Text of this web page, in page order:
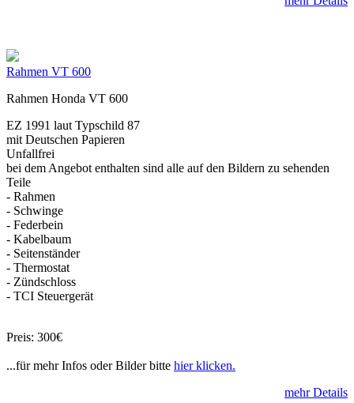
Rahmen VT 600
Rahmen Honda VT 600
EZ 1991 laut Typschild 87
mit Deutschen Papieren
Unfallfrei
bei dem Angebot enthalten sind alle auf den Bildern zu sehenden
Teile
- Rahmen
- Schwinge
- Federbein
- Kabelbaum
- Seitenständer
- Thermostat
- Zündschloss
- TCI Steuergerät
Preis: 300€
...für mehr Infos oder Bilder bitte hier klicken.
mehr Details